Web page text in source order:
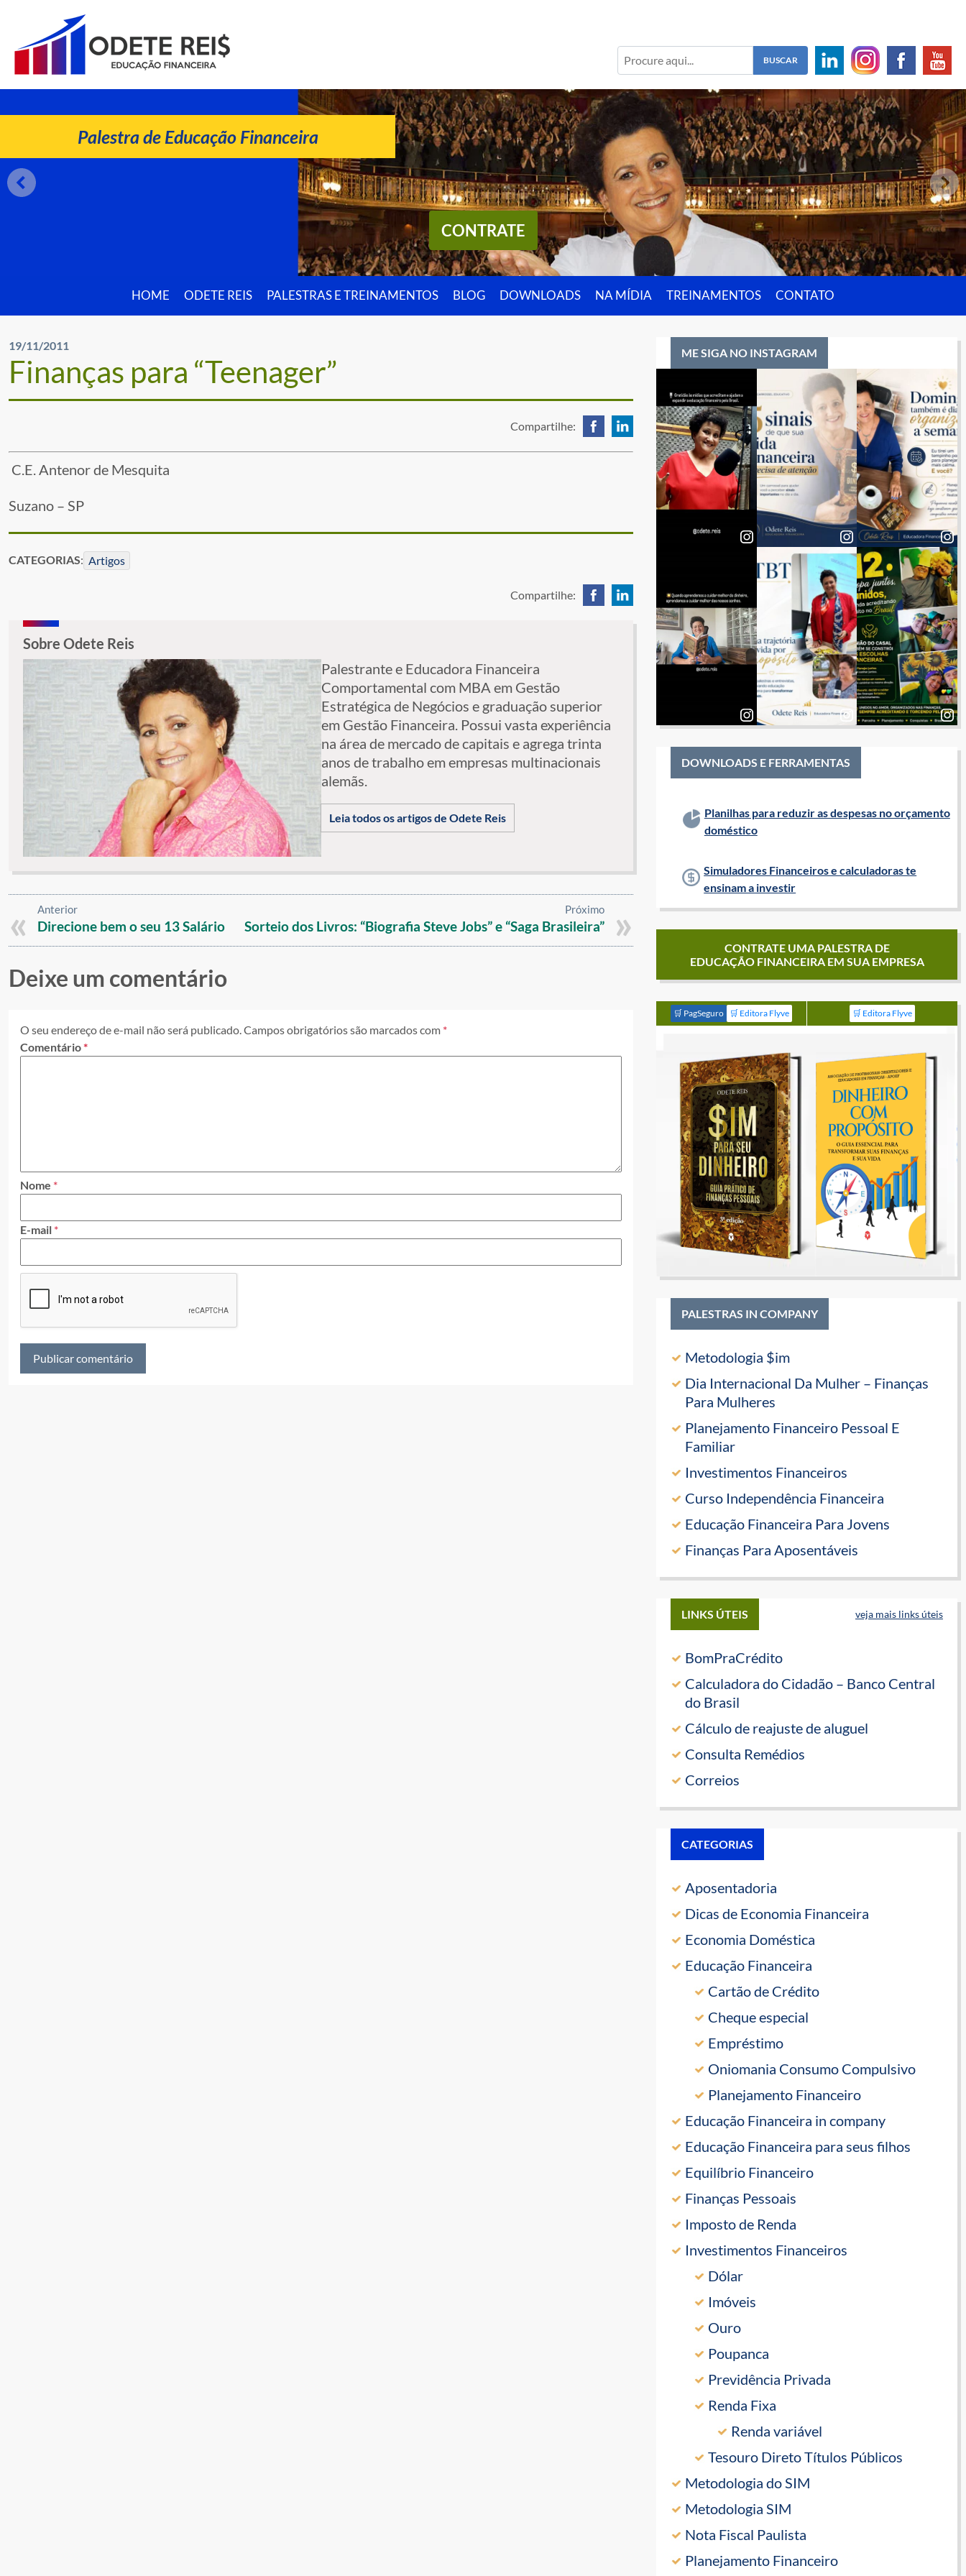
ODETE REIS
Palestrante de Educação Financeira
Palestra de Educação Financeira
CONTRATE
HOME ODETE REIS PALESTRAS E TREINAMENTOS BLOG DOWNLOADS NA MÍDIA TREINAMENTOS CONTATO
19/11/2011
Finanças para “Teenager”
Compartilhe:
C.E. Antenor de Mesquita
Suzano – SP
CATEGORIAS: Artigos
Compartilhe:
Sobre Odete Reis
Palestrante e Educadora Financeira
Comportamental com MBA em Gestão
Estratégica de Negócios e graduação superior
em Gestão Financeira. Possui vasta experiência
na área de mercado de capitais e agrega trinta
anos de trabalho em empresas multinacionais
alemãs.
Leia todos os artigos de Odete Reis
Anterior
Direcione bem o seu 13 Salário
Próximo
Sorteio dos Livros: “Biografia Steve Jobs” e “Saga Brasileira”
Deixe um comentário
O seu endereço de e-mail não será publicado.Campos obrigatórios são marcados com *
Comentário*
Nome *
E-mail *
ME SIGA NO INSTAGRAM
DOWNLOADS E FERRAMENTAS
Planilhas para reduzir as despesas no orçamento
doméstico
Simuladores Financeiros e calculadoras te
ensinam a investir
CONTRATE UMA PALESTRA DE
EDUCAÇÃO FINANCEIRA EM SUA EMPRESA
🛒 PagSeguro 🛒 Editora Flyve 🛒 Editora Flyve
PALESTRAS IN COMPANY
Metodologia $im
Dia Internacional Da Mulher – Finanças
Para Mulheres
Planejamento Financeiro Pessoal E
Familiar
Investimentos Financeiros
Curso Independência Financeira
Educação Financeira Para Jovens
Finanças Para Aposentáveis
LINKS ÚTEIS veja mais links úteis
BomPraCrédito
Calculadora do Cidadão – Banco Central
do Brasil
Cálculo de reajuste de aluguel
Consulta Remédios
Correios
CATEGORIAS
Aposentadoria
Dicas de Economia Financeira
Economia Doméstica
Educação Financeira
Cartão de Crédito
Cheque especial
Empréstimo
Oniomania Consumo Compulsivo
Planejamento Financeiro
Educação Financeira in company
Educação Financeira para seus filhos
Equilíbrio Financeiro
Finanças Pessoais
Imposto de Renda
Investimentos Financeiros
Dólar
Imóveis
Ouro
Poupanca
Previdência Privada
Renda Fixa
Renda variável
Tesouro Direto Títulos Públicos
Metodologia do SIM
Metodologia SIM
Nota Fiscal Paulista
Planejamento Financeiro